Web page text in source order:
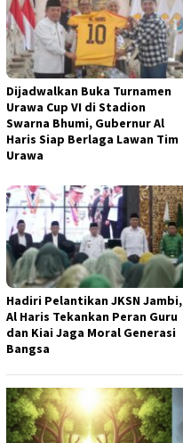
Dijadwalkan Buka Turnamen
Urawa Cup VI di Stadion
Swarna Bhumi, Gubernur Al
Haris Siap Berlaga Lawan Tim
Urawa
Hadiri Pelantikan JKSN Jambi,
Al Haris Tekankan Peran Guru
dan Kiai Jaga Moral Generasi
Bangsa